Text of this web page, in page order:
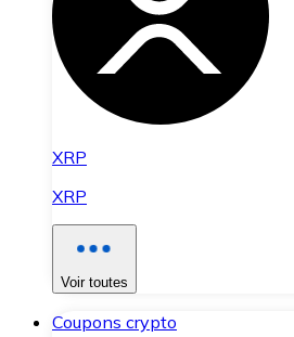
XRP
XRP
Voir toutes
Coupons crypto